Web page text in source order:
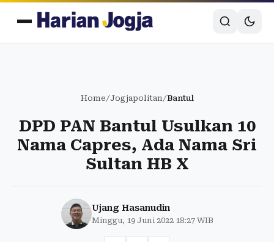
Home/Jogjapolitan/Bantul
DPD PAN Bantul Usulkan 10
Nama Capres, Ada Nama Sri
Sultan HB X
Ujang Hasanudin
Minggu, 19 Juni 2022 18:27 WIB